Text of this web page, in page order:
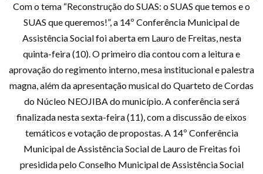
Com o tema “Reconstrução do SUAS: o SUAS que temos e o
SUAS que queremos!”, a 14º Conferência Municipal de
Assistência Social foi aberta em Lauro de Freitas, nesta
quinta-feira (10). O primeiro dia contou com a leitura e
aprovação do regimento interno, mesa institucional e palestra
magna, além da apresentação musical do Quarteto de Cordas
do Núcleo NEOJIBA do município. A conferência será
finalizada nesta sexta-feira (11), com a discussão de eixos
temáticos e votação de propostas. A 14º Conferência
Municipal de Assistência Social de Lauro de Freitas foi
presidida pelo Conselho Municipal de Assistência Social